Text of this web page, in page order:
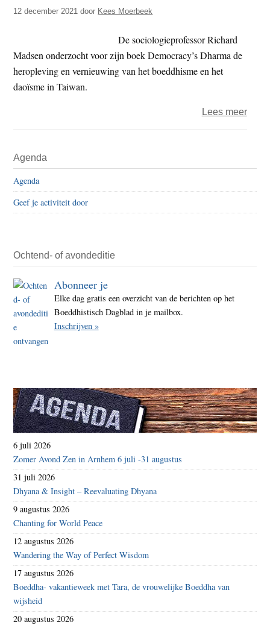
t
e
t
e
12 december 2021 door Kees Moerbeek
De sociologieprofessor Richard
Madsen onderzocht voor zijn boek Democracy’s Dharma de
heropleving en vernieuwing van het boeddhisme en het
daoïsme in Taiwan.
Lees meerover
Sidebar
Agenda
Agenda
Geef je activiteit door
Ochtend- of avondeditie
Abonneer je
Elke dag gratis een overzicht van de berichten op het
Boeddhistisch Dagblad in je mailbox.
Inschrijven »
6 juli 2026
Zomer Avond Zen in Arnhem 6 juli -31 augustus
31 juli 2026
Dhyana & Insight – Reevaluating Dhyana
9 augustus 2026
Chanting for World Peace
12 augustus 2026
Wandering the Way of Perfect Wisdom
17 augustus 2026
Boeddha- vakantieweek met Tara, de vrouwelijke Boeddha van
wijsheid
20 augustus 2026